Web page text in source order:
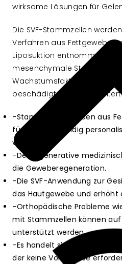
wirksame Lösungen für
Die SVF-Stammzellen
Verfahren aus Fettgewebe
Liposuktion entnommen
mesenchymale
Wachstumsfaktoren und
beschädigtem oder
-Stammzellen werden aus
für eine vollständig
verwendet.
-Der regenerative
die Geweberegeneration.
-Die SVF-Anwendung zur
das Hautgewebe und erhöht
-Orthopädische Probleme
mit Stammzellen können
unterstützt werden.
-Es handelt sich um einen
der keine Vollnarkose